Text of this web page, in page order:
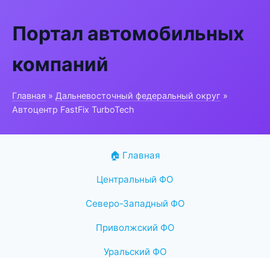
Портал автомобильных
компаний
Главная » Дальневосточный федеральный округ »
Автоцентр FastFix TurboTech
🏠 Главная
Центральный ФО
Северо-Западный ФО
Приволжский ФО
Уральский ФО